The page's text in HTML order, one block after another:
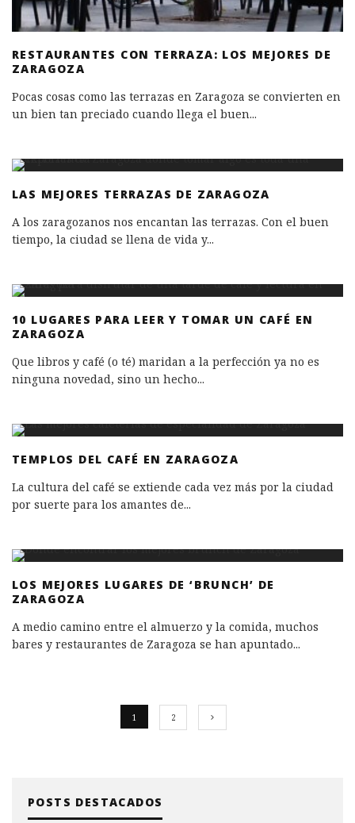
RESTAURANTES CON TERRAZA: LOS MEJORES DE
ZARAGOZA
Pocas cosas como las terrazas en Zaragoza se convierten en
un bien tan preciado cuando llega el buen...
LAS MEJORES TERRAZAS DE ZARAGOZA
A los zaragozanos nos encantan las terrazas. Con el buen
tiempo, la ciudad se llena de vida y...
10 LUGARES PARA LEER Y TOMAR UN CAFÉ EN
ZARAGOZA
Que libros y café (o té) maridan a la perfección ya no es
ninguna novedad, sino un hecho...
TEMPLOS DEL CAFÉ EN ZARAGOZA
La cultura del café se extiende cada vez más por la ciudad
por suerte para los amantes de...
LOS MEJORES LUGARES DE ‘BRUNCH’ DE
ZARAGOZA
A medio camino entre el almuerzo y la comida, muchos
bares y restaurantes de Zaragoza se han apuntado...
1 2
POSTS DESTACADOS